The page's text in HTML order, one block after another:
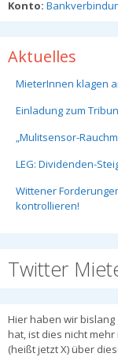
Konto:
Aktuelles
MieterInnen klagen
Einladung zum
„Mulitsensor-
LEG: Dividenden-
Wittener
kontrollieren!
Twitter
Hier haben wir
hat, ist dies nicht
(heißt jetzt X) über